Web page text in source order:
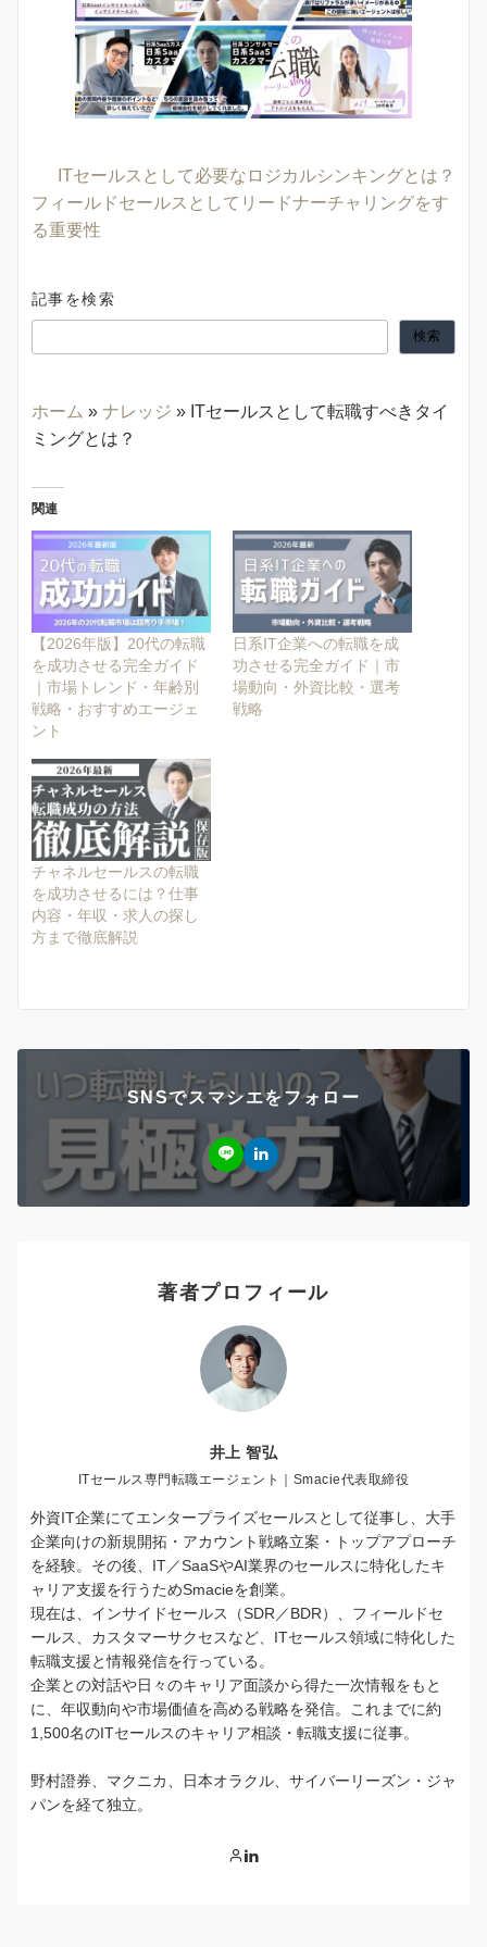
ITセールスとして必要なロジカルシンキングとは？
フィールドセールスとしてリードナーチャリングをす
る重要性
記事を検索
検索
ホーム » ナレッジ » ITセールスとして転職すべきタイ
ミングとは？
関連
【2026年版】20代の転職
を成功させる完全ガイド
｜市場トレンド・年齢別
戦略・おすすめエージェ
ント
日系IT企業への転職を成
功させる完全ガイド｜市
場動向・外資比較・選考
戦略
チャネルセールスの転職
を成功させるには？仕事
内容・年収・求人の探し
方まで徹底解説
SNSでスマシエをフォロー
著者プロフィール
井上 智弘
ITセールス専門転職エージェント｜Smacie代表取締役
外資IT企業にてエンタープライズセールスとして従事し、大手
企業向けの新規開拓・アカウント戦略立案・トップアプローチ
を経験。その後、IT／SaaSやAI業界のセールスに特化したキ
ャリア支援を行うためSmacieを創業。
現在は、インサイドセールス（SDR／BDR）、フィールドセ
ールス、カスタマーサクセスなど、ITセールス領域に特化した
転職支援と情報発信を行っている。
企業との対話や日々のキャリア面談から得た一次情報をもと
に、年収動向や市場価値を高める戦略を発信。これまでに約
1,500名のITセールスのキャリア相談・転職支援に従事。
野村證券、マクニカ、日本オラクル、サイバーリーズン・ジャ
パンを経て独立。